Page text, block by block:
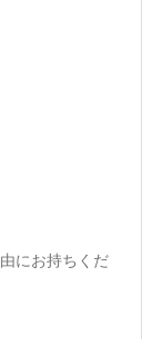
にお持ちくだ